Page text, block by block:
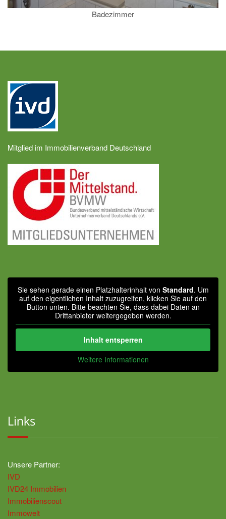
Badezimmer
Mitglied im Immobilienverband Deutschland
Sie sehen gerade einen Platzhalterinhalt von Standard. Um
auf den eigentlichen Inhalt zuzugreifen, klicken Sie auf den
Button unten. Bitte beachten Sie, dass dabei Daten an
Drittanbieter weitergegeben werden.
Inhalt entsperren
Weitere Informationen
Links
Unsere Partner:
IVD
IVD24 Immobilien
Immobilienscout
Immowelt